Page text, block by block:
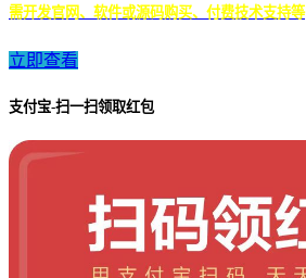
需开发官网、软件或源码购买、付费技术支持等
立即查看
支付宝-扫一扫领取红包